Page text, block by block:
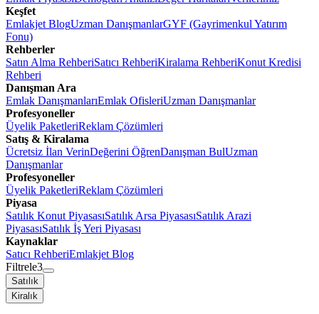
Keşfet
Emlakjet BlogUzman DanışmanlarGYF (Gayrimenkul Yatırım
Fonu)
Rehberler
Satın Alma RehberiSatıcı RehberiKiralama RehberiKonut Kredisi
Rehberi
Danışman Ara
Emlak DanışmanlarıEmlak OfisleriUzman Danışmanlar
Profesyoneller
Üyelik PaketleriReklam Çözümleri
Satış & Kiralama
Ücretsiz İlan VerinDeğerini ÖğrenDanışman BulUzman
Danışmanlar
Profesyoneller
Üyelik PaketleriReklam Çözümleri
Piyasa
Satılık Konut PiyasasıSatılık Arsa PiyasasıSatılık Arazi
PiyasasıSatılık İş Yeri Piyasası
Kaynaklar
Satıcı RehberiEmlakjet Blog
Filtrele3
Satılık
Kiralık